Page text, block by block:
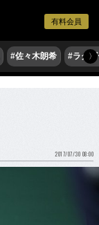
有料会員
#佐々木朗希 #ラグ〉
2017/07/30 08:00